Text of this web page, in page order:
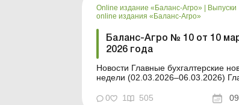
«Норматив по трудоустройству лиц
Online издание «Баланс-Агро»
Выпуски
online издания «Баланс-Агро»
Баланс-Агро № 10 от 10
2026 года
Новости Главные бухгалтерские новости
недели (02.03.2026–06.03.2026) Главные
законодательстве – обновляется
0 1 505